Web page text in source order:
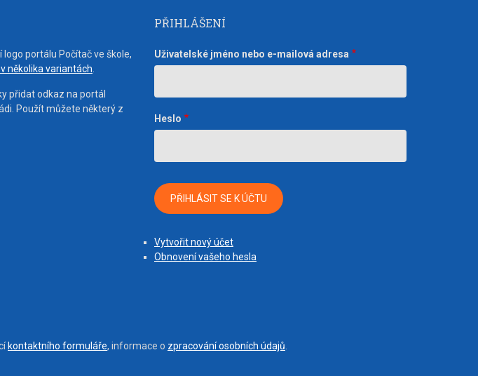
portálu Počítač ve škole,
několika variantách
přidat odkaz na portál
Použít můžete některý z
PŘIHLÁŠENÍ
Uživatelské jméno nebo e-mailová adresa
Heslo
Vytvořit nový účet
Obnovení vašeho hesla
kontaktního formuláře, informace o zpracování osobních údajů